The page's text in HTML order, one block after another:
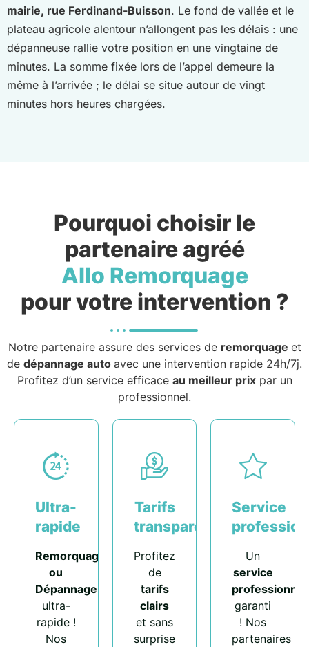
mairie, rue Ferdinand-Buisson. Le fond de vallée et le
plateau agricole alentour n’allongent pas les délais : une
dépanneuse rallie votre position en une vingtaine de
minutes. La somme fixée lors de l’appel demeure la
même à l’arrivée ; le délai se situe autour de vingt
minutes hors heures chargées.
Pourquoi choisir le
partenaire agréé
Allo Remorquage
pour votre intervention ?
Notre partenaire assure des services de remorquage et
de dépannage auto avec une intervention rapide 24h/7j.
Profitez d’un service efficace au meilleur prixpar un
professionnel.
Ultra-
rapide
Remorquage
ou
Dépannage
ultra-
rapide !
Nos
Tarifs
transparents
Profitez
de
tarifs
clairs
et sans
surprise
Service
Un
service
professionnel
garanti
! Nos
partenaires